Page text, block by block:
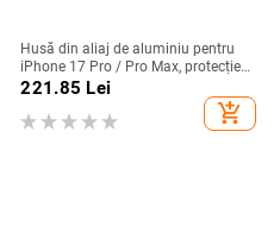
Husă din aliaj de aluminiu pentru
iPhone 17 Pro / Pro Max, protecție
anti-cădere, închidere magnetică,
turnare prin injecție, posibilitate de
personalizare
221.85 Lei
add_shopping_cart